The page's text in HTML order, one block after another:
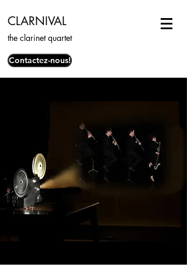
CLARNIVAL
the clarinet quartet
Contactez-nous!